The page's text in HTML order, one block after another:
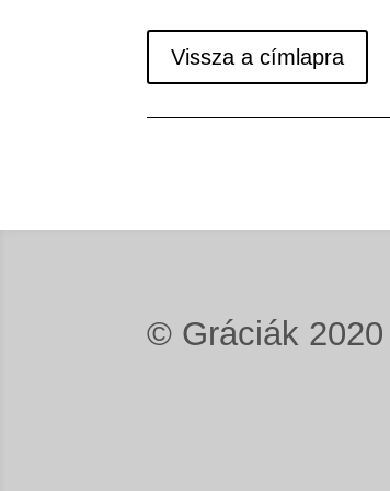
Vissza a címlapra
© Gráciák 2020